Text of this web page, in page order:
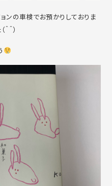
ンの車検でお預かりしておりま
＾）